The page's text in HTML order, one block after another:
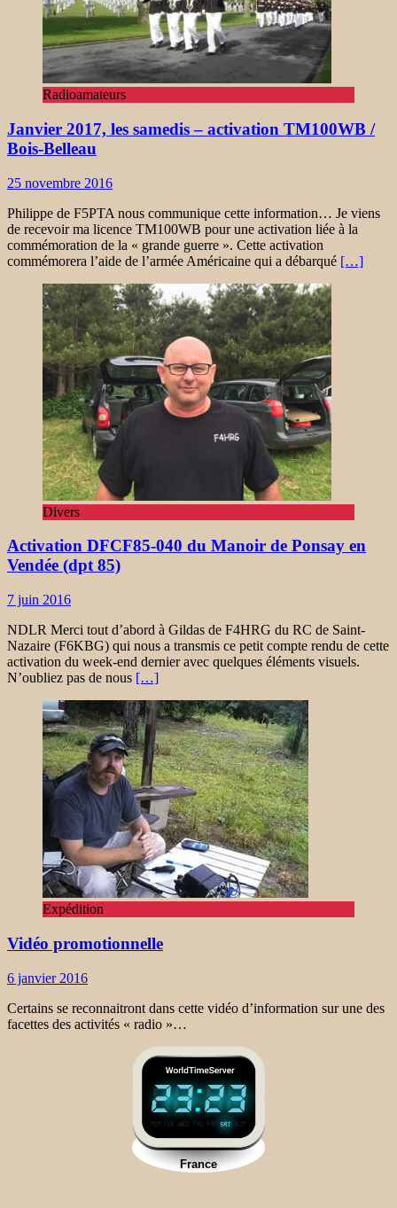
Radioamateurs
Janvier 2017, les samedis – activation TM100WB /
Bois-Belleau
25 novembre 2016
Philippe de F5PTA nous communique cette information… Je viens
de recevoir ma licence TM100WB pour une activation liée à la
commémoration de la « grande guerre ». Cette activation
commémorera l’aide de l’armée Américaine qui a débarqué […]
Divers
Activation DFCF85-040 du Manoir de Ponsay en
Vendée (dpt 85)
7 juin 2016
NDLR Merci tout d’abord à Gildas de F4HRG du RC de Saint-
Nazaire (F6KBG) qui nous a transmis ce petit compte rendu de cette
activation du week-end dernier avec quelques éléments visuels.
N’oubliez pas de nous […]
Expédition
Vidéo promotionnelle
6 janvier 2016
Certains se reconnaitront dans cette vidéo d’information sur une des
facettes des activités « radio »…